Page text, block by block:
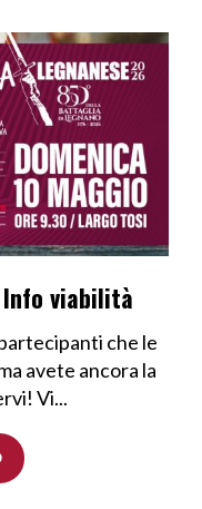
Info viabilità
che le
avete ancora la
Vi...